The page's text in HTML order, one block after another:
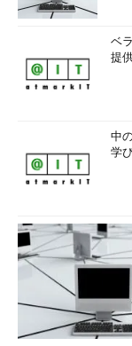
ベ
提
中
学